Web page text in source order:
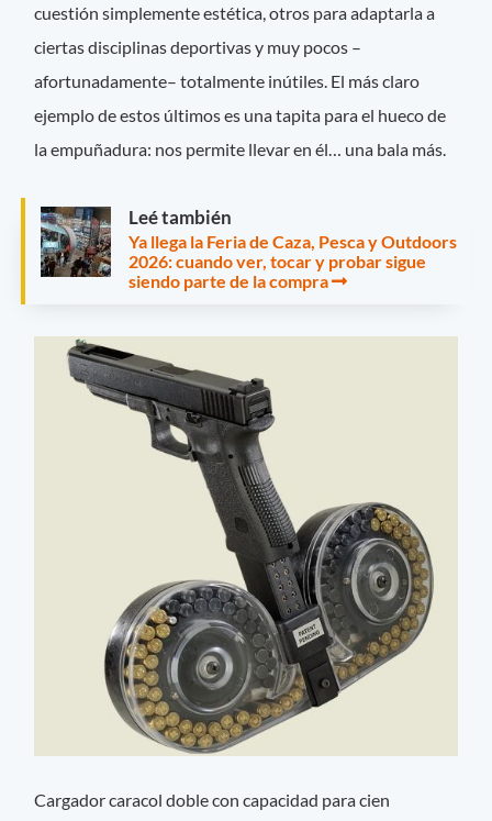
cuestión simplemente estética, otros para adaptarla a
ciertas disciplinas deportivas y muy pocos –
afortunadamente– totalmente inútiles. El más claro
ejemplo de estos últimos es una tapita para el hueco de
la empuñadura: nos permite llevar en él… una bala más.
Leé también
Ya llega la Feria de Caza, Pesca y Outdoors
2026: cuando ver, tocar y probar sigue
siendo parte de la compra
Cargador caracol doble con capacidad para cien